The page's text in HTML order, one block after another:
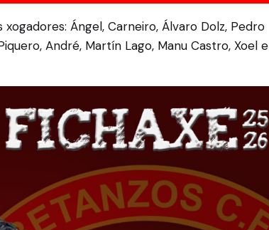
Ángel, Carneiro, Álvaro Dolz, Pedro
André, Martín Lago, Manu Castro, Xoel e